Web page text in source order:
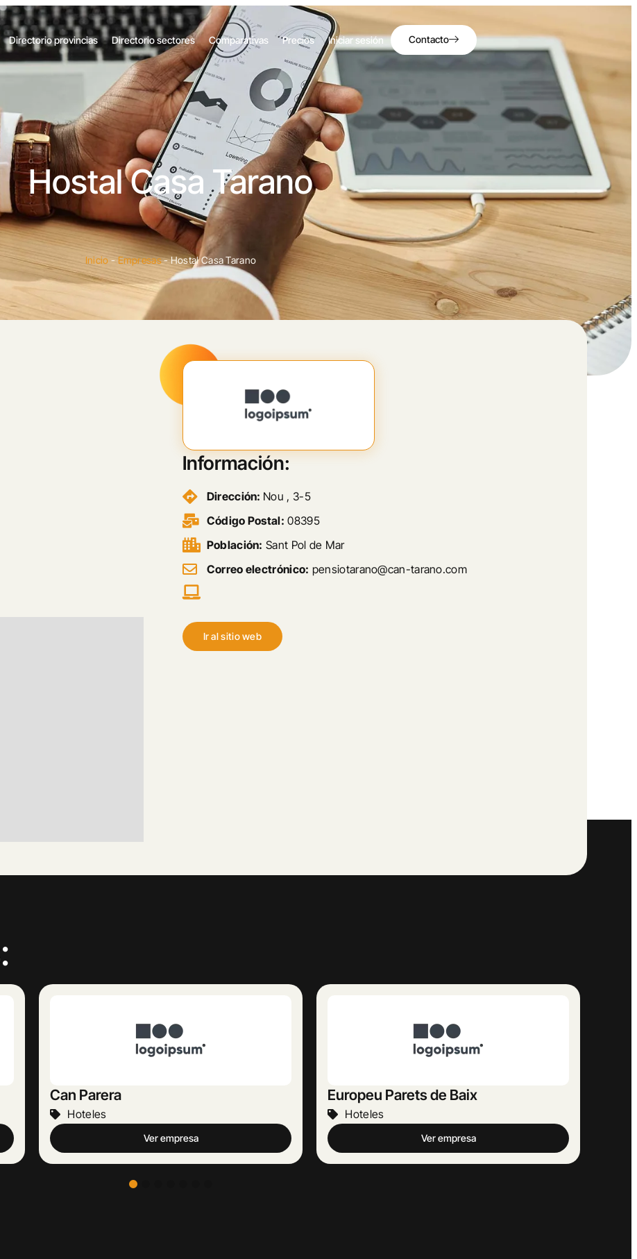
Directorio provincias Directorio sectores Comparativas Precios Iniciar sesión Contacto
Hostal Casa Tarano
Inicio -Empresas-Hostal Casa Tarano
Información:
Dirección: Nou , 3-5
Código Postal: 08395
Población: Sant Pol de Mar
Correo electrónico: pensiotarano@can-tarano.com
Ir al sitio web
Europeu Parets de Baix
Hoteles
Ver empresa
Llobera
Hoteles
Ver empresa